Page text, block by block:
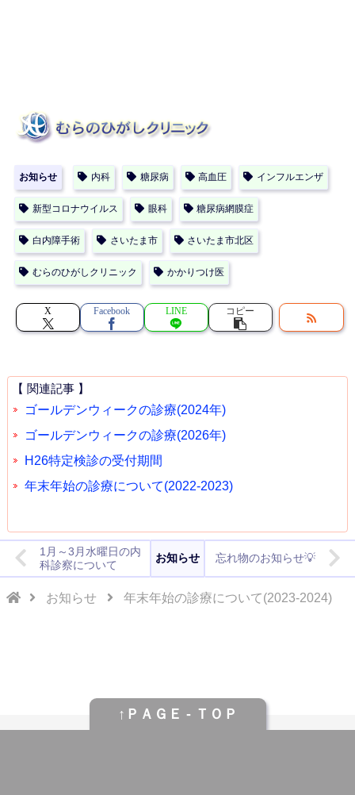
お知らせ 内科 糖尿病 高血圧 インフルエンザ
新型コロナウイルス 眼科 糖尿病網膜症
白内障手術 さいたま市 さいたま市北区
むらのひがしクリニック かかりつけ医
X Facebook LINE コピー
【 関連記事 】
ゴールデンウィークの診療(2024年)
ゴールデンウィークの診療(2026年)
H26特定検診の受付期間
年末年始の診療について(2022-2023)
1月～3月水曜日の内
科診察について
お知らせ 忘れ物のお知らせ💡
お知らせ 年末年始の診療について(2023-2024)
↑ＰＡＧＥ - ＴＯＰ